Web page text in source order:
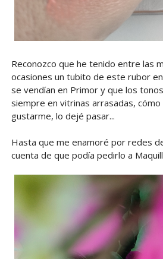
Reconozco que he tenido entre las
ocasiones un tubito de este rubor
se vendían en Primor y que los
siempre en vitrinas arrasadas, cómo
gustarme, lo dejé pasar...
Hasta que me enamoré por redes
cuenta de que podía pedirlo a